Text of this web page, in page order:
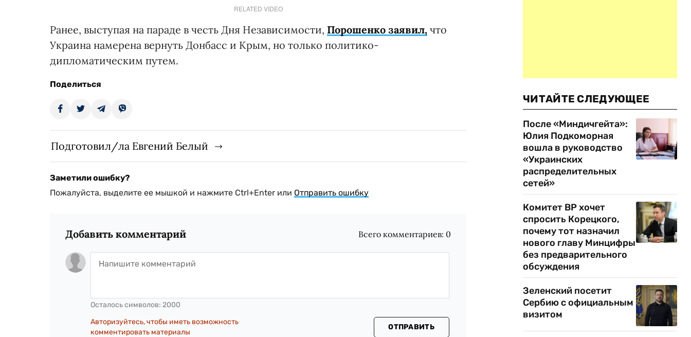
RELATED VIDEO
Ранее, выступая на параде в честь Дня Независимости, Порошенко заявил, что
Украина намерена вернуть Донбасс и Крым, но только политико-
дипломатическим путем.
Поделиться
Подготовил/ла Евгений Белый
Заметили ошибку?
Пожалуйста, выделите ее мышкой и нажмите Ctrl+Enter или Отправить ошибку
Добавить комментарий Всего комментариев: 0
Осталось символов: 2000
Авторизуйтесь, чтобы иметь возможность
комментировать материалы
ОТПРАВИТЬ
ЧИТАЙТЕ СЛЕДУЮЩЕЕ
После «Миндичгейта»:
Юлия Подкоморная
вошла в руководство
«Украинских
распределительных
сетей»
Комитет ВР хочет
спросить Корецкого,
почему тот назначил
нового главу Минцифры
без предварительного
обсуждения
Зеленский посетит
Сербию с официальным
визитом